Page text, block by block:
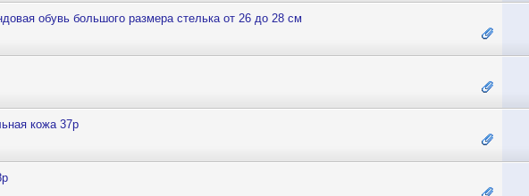
обувь большого размера стелька от 26 до 28 см
кожа 37р